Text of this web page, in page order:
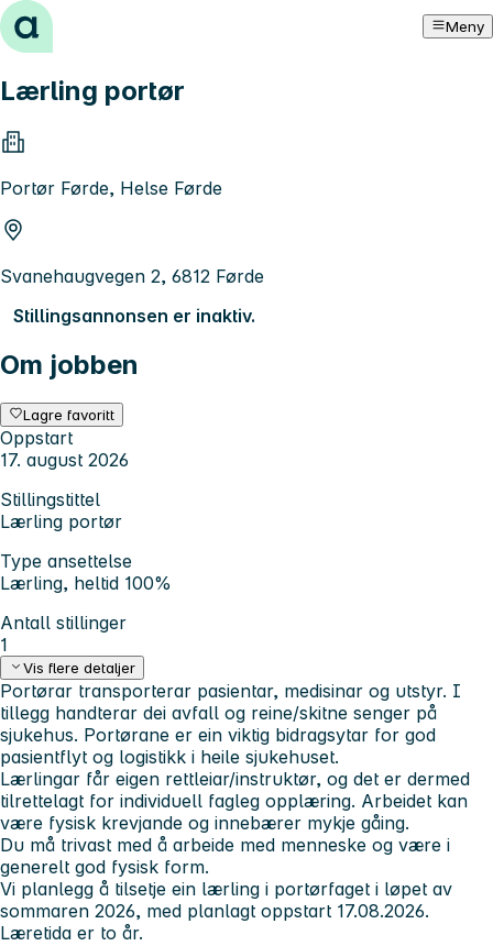
Hopp til innhold Meny
Lærling portør
Portør Førde, Helse Førde
Svanehaugvegen 2, 6812 Førde
Stillingsannonsen er inaktiv.
Om jobben
Lagre favoritt
Oppstart
17. august 2026
Stillingstittel
Lærling portør
Type ansettelse
Lærling, heltid 100%
Antall stillinger
1
Vis flere detaljer
Portørar transporterar pasientar, medisinar og utstyr. I
tillegg handterar dei avfall og reine/skitne senger på
sjukehus. Portørane er ein viktig bidragsytar for god
pasientflyt og logistikk i heile sjukehuset.
Lærlingar får eigen rettleiar/instruktør, og det er dermed
tilrettelagt for individuell fagleg opplæring. Arbeidet kan
være fysisk krevjande og innebærer mykje gåing.
Du må trivast med å arbeide med menneske og være i
generelt god fysisk form.
Vi planlegg å tilsetje ein lærling i portørfaget i løpet av
sommaren 2026, med planlagt oppstart 17.08.2026.
Læretida er to år.